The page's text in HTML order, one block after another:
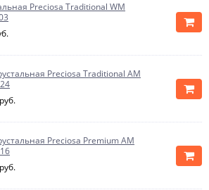
Preciosa Traditional WM
Preciosa Traditional AM
руб.
Preciosa Premium AM
руб.